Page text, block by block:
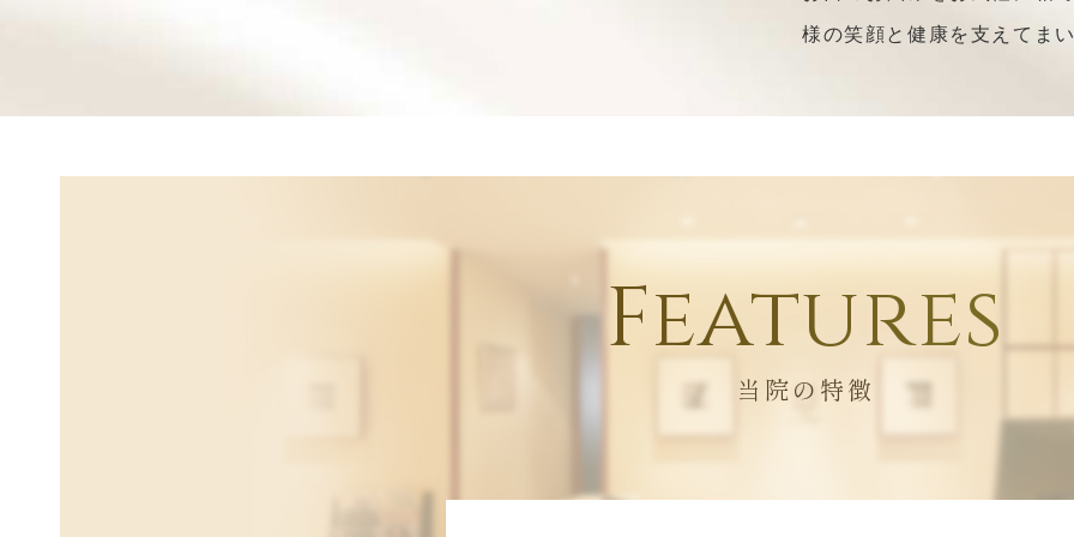
様の笑顔と健康を支えてま
Features
当院の特徴